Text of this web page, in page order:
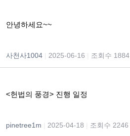
안녕하세요~~
사천사1004 2025-06-16 조회수 1884
<헌법의 풍경> 진행 일정
pinetree1m 2025-04-18 조회수 2246